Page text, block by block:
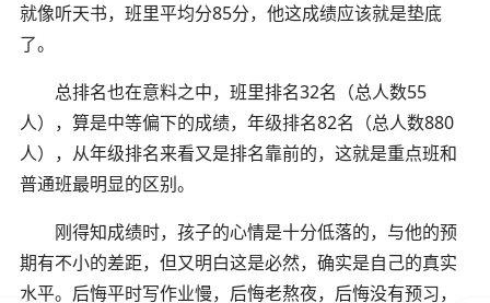
就像听天书，班里平均分85分，他这成绩应该就是垫底
了。
总排名也在意料之中，班里排名32名（总人数55
人），算是中等偏下的成绩，年级排名82名（总人数880
人），从年级排名来看又是排名靠前的，这就是重点班和
普通班最明显的区别。
刚得知成绩时，孩子的心情是十分低落的，与他的预
期有不小的差距，但又明白这是必然，确实是自己的真实
水平。后悔平时写作业慢，后悔老熬夜，后悔没有预习，